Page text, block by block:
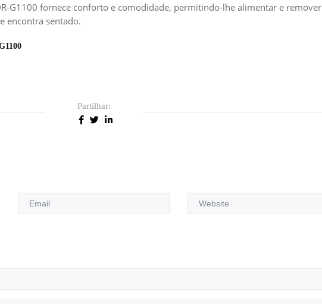
G1100 fornece conforto e comodidade, permitindo-lhe alimentar e remover
encontra sentado.
Partilhar: